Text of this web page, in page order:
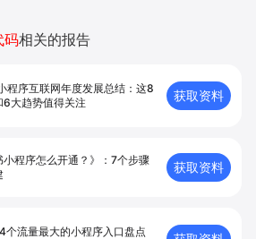
码相关的报告
程序互联网年度发展总结：这8
6大趋势值得关注
获取资料
小程序怎么开通？》：7个步骤
获取资料
个流量最大的小程序入口盘点